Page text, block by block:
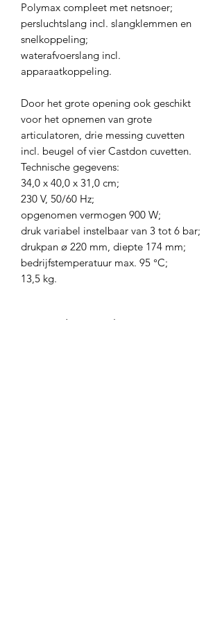
Polymax compleet met netsnoer;
persluchtslang incl. slangklemmen en
snelkoppeling;
waterafvoerslang incl.
apparaatkoppeling.
Door het grote opening ook geschikt
voor het opnemen van grote
articulatoren, drie messing cuvetten
incl. beugel of vier Castdon cuvetten.
Technische gegevens:
34,0 x 40,0 x 31,0 cm;
230 V, 50/60 Hz;
opgenomen vermogen 900 W;
druk variabel instelbaar van 3 tot 6 bar;
drukpan ø 220 mm, diepte 174 mm;
bedrijfstemperatuur max. 95 °C;
13,5 kg.
Levertijd +- 2 weken